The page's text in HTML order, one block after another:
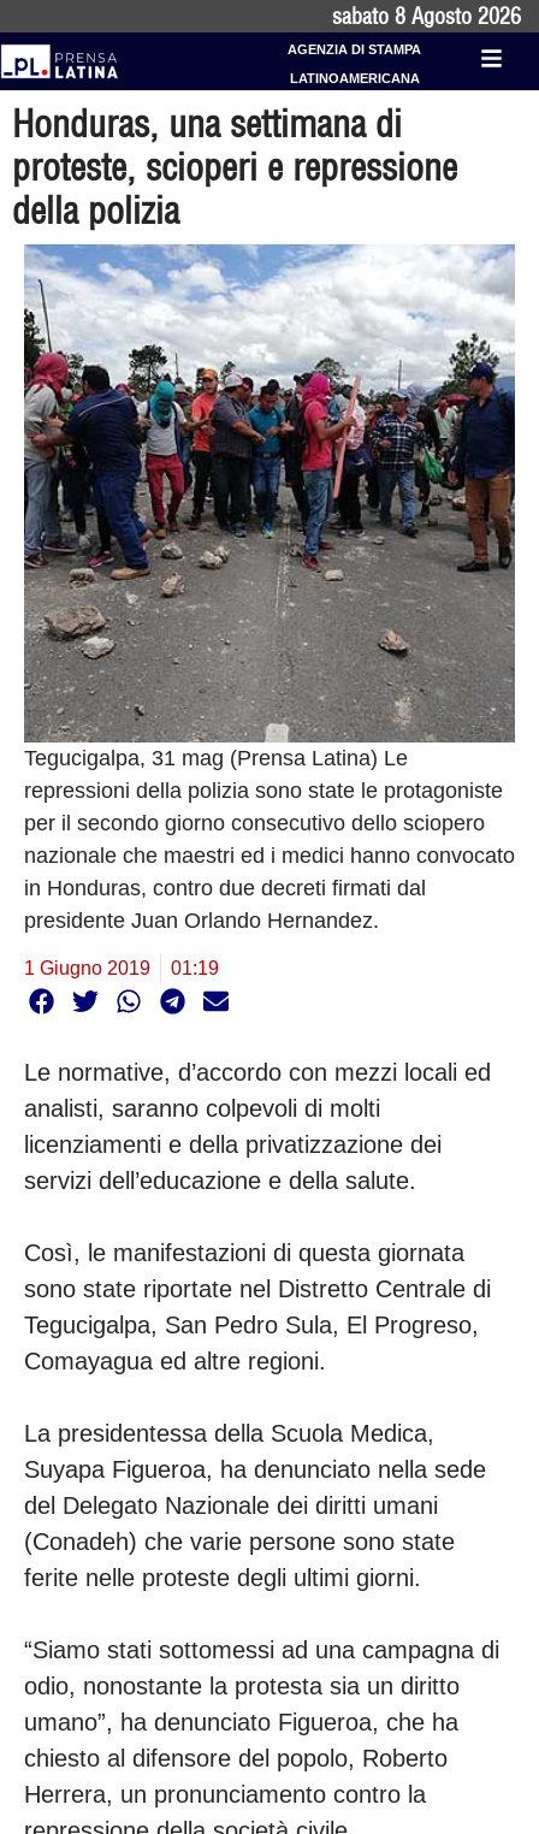
sabato 8 Agosto 2026
AGENZIA DI STAMPA
LATINOAMERICANA
Honduras, una settimana di
proteste, scioperi e repressione
della polizia
Tegucigalpa, 31 mag (Prensa Latina) Le
repressioni della polizia sono state le protagoniste
per il secondo giorno consecutivo dello sciopero
nazionale che maestri ed i medici hanno convocato
in Honduras, contro due decreti firmati dal
presidente Juan Orlando Hernandez.
1 Giugno 2019 01:19
Le normative, d’accordo con mezzi locali ed
analisti, saranno colpevoli di molti
licenziamenti e della privatizzazione dei
servizi dell’educazione e della salute.
Così, le manifestazioni di questa giornata
sono state riportate nel Distretto Centrale di
Tegucigalpa, San Pedro Sula, El Progreso,
Comayagua ed altre regioni.
La presidentessa della Scuola Medica,
Suyapa Figueroa, ha denunciato nella sede
del Delegato Nazionale dei diritti umani
(Conadeh) che varie persone sono state
ferite nelle proteste degli ultimi giorni.
“Siamo stati sottomessi ad una campagna di
odio, nonostante la protesta sia un diritto
umano”, ha denunciato Figueroa, che ha
chiesto al difensore del popolo, Roberto
Herrera, un pronunciamento contro la